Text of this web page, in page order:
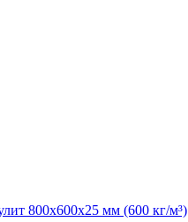
800x600x25 мм (600 кг/м³)